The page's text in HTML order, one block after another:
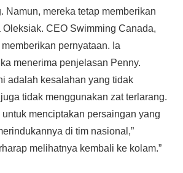
Namun, mereka tetap memberikan
CEO Swimming Canada,
pernyataan. Ia
menerima penjelasan Penny.
adalah kesalahan yang tidak
tidak menggunakan zat terlarang.
untuk menciptakan persaingan yang
di tim nasional,”
melihatnya kembali ke kolam.”